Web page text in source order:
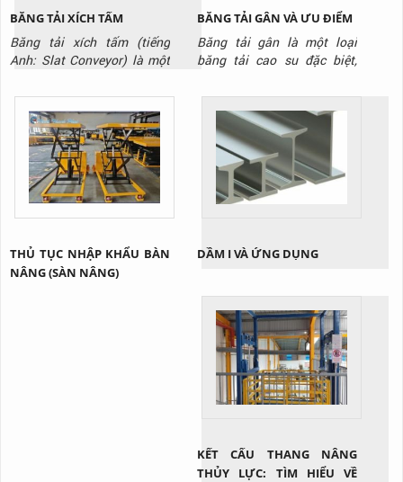
BĂNG TẢI XÍCH TẤM
Băng tải xích tấm (tiếng
Anh: Slat Conveyor) là một
các tấm panel (tấm ván) kim
loại hoặc nhựa cứng được
gắn kết chặt chẽ với nhau
trên một hệ thống xích. Các
tấm này tạo thành một bề
mặt vận chuyển phẳng và
cứng cáp, khác biệt hoàn
toàn so...
BĂNG TẢI GÂN VÀ ƯU ĐIỂM
Băng tải gân là một loại
băng tải cao su đặc biệt,
(gân) trên bề mặt. Các gân
này có thể có nhiều hình
dạng khác nhau, như hình
chữ V, chữ T, hoặc gai, được
đúc liền với thân băng tải.
Mục đích chính của những
gân này là tạo ra ma sát...
THỦ TỤC NHẬP KHẨU BÀN
NÂNG (SÀN NÂNG)
DẦM I VÀ ỨNG DỤNG
KẾT CẤU THANG NÂNG
THỦY LỰC: TÌM HIỂU VỀ